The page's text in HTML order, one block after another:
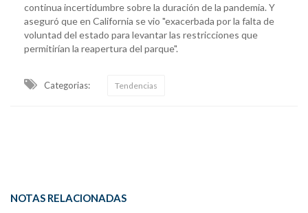
continua incertidumbre sobre la duración de la pandemia. Y
aseguró que en California se vio "exacerbada por la falta de
voluntad del estado para levantar las restricciones que
permitirían la reapertura del parque".
Categorias: Tendencias
NOTAS RELACIONADAS